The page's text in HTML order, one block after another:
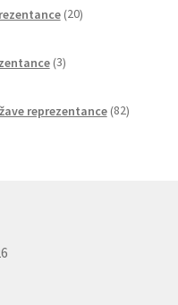
20izdelkov
3izdelki
reprezentance 82izdelkov